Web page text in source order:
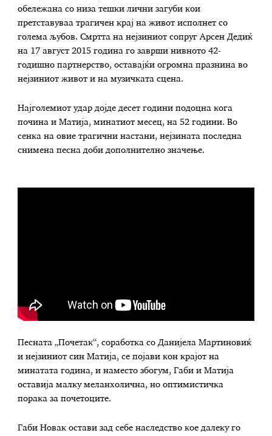
обележана со низа тешки лични загуби кои
претставуваа трагичен крај на живот исполнет со
голема љубов. Смртта на нејзиниот сопруг Арсен Дедиќ
на 17 август 2015 година го заврши нивното 42-
годишно партнерство, оставајќи огромна празнина во
нејзиниот живот и на музичката сцена.
Најголемиот удар дојде десет години подоцна кога
почина и Матија, минатиот месец, на 52 години. Во
сенка на овие трагични настани, нејзината последна
снимена песна доби дополнително значење.
Песната „Почетак“, соработка со Данијела Мартиновиќ
и нејзиниот син Матија, се појави кон крајот на
минатата година, и наместо збогум, Габи и Матија
оставија малку меланхолична, но оптимистичка
порака за почетоците.
Габи Новак остави зад себе наследство кое далеку го